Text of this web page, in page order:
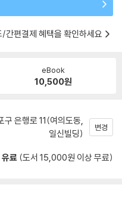
/간편결제 혜택을 확인하세요
eBook
10,500원
구 은행로 11(여의도동,
일신빌딩)
변경
유료 (도서 15,000원 이상 무료)